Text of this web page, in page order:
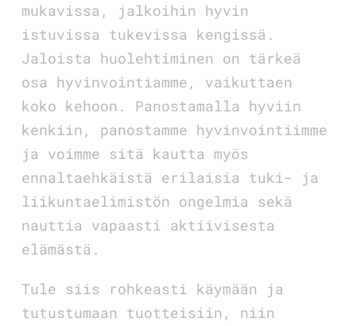
mukavissa, jalkoihin hyvin
istuvissa tukevissa kengissä.
Jaloista huolehtiminen on tärkeä
osa hyvinvointiamme, vaikuttaen
koko kehoon. Panostamalla hyviin
kenkiin, panostamme hyvinvointiimme
ja voimme sitä kautta myös
ennaltaehkäistä erilaisia tuki- ja
liikuntaelimistön ongelmia sekä
nauttia vapaasti aktiivisesta
elämästä.
Tule siis rohkeasti käymään ja
tutustumaan tuotteisiin, niin